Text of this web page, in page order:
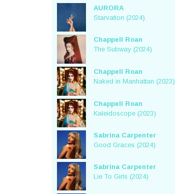
AURORA
Starvation (2024)
Chappell Roan
The Subway (2024)
Chappell Roan
Naked in Manhattan (2023)
Chappell Roan
Kaleidoscope (2023)
Sabrina Carpenter
Good Graces (2024)
Sabrina Carpenter
Lie To Girls (2024)